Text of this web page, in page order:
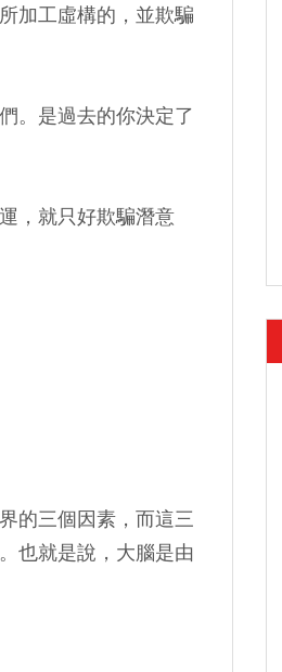
加工虛構的，並欺騙
。是過去的你決定了
，就只好欺騙潛意
的三個因素，而這三
也就是說，大腦是由